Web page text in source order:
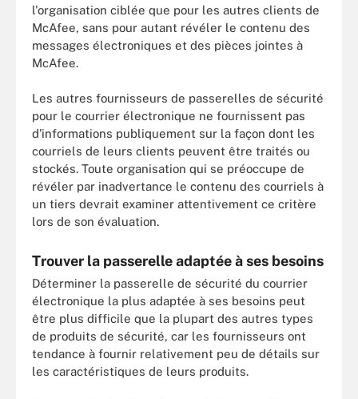
l'organisation ciblée que pour les autres clients de
McAfee, sans pour autant révéler le contenu des
messages électroniques et des pièces jointes à
McAfee.
Les autres fournisseurs de passerelles de sécurité
pour le courrier électronique ne fournissent pas
d'informations publiquement sur la façon dont les
courriels de leurs clients peuvent être traités ou
stockés. Toute organisation qui se préoccupe de
révéler par inadvertance le contenu des courriels à
un tiers devrait examiner attentivement ce critère
lors de son évaluation.
Trouver la passerelle adaptée à ses besoins
Déterminer la passerelle de sécurité du courrier
électronique la plus adaptée à ses besoins peut
être plus difficile que la plupart des autres types
de produits de sécurité, car les fournisseurs ont
tendance à fournir relativement peu de détails sur
les caractéristiques de leurs produits.